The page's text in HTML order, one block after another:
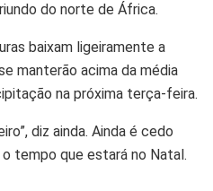
do norte de África.
baixam ligeiramente a
manterão acima da média
na próxima terça-feira.
diz ainda. Ainda é cedo
tempo que estará no Natal.